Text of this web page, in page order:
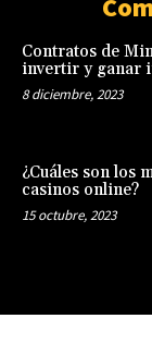
Contratos de
invertir y ganar
8 diciembre, 2023
¿Cuáles son los
casinos online?
15 octubre, 2023